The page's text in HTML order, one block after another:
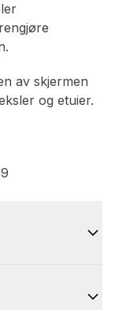
av skjermen
og etuier.